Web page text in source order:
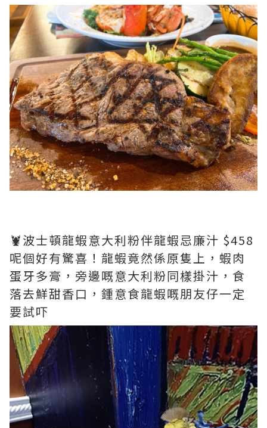
🦞波士頓龍蝦意大利粉伴龍蝦忌廉汁 $458
呢個好有驚喜！龍蝦竟然係原隻上，蝦肉
蛋牙多膏，旁邊嘅意大利粉同樣掛汁，食
落去鮮甜香口，鍾意食龍蝦嘅朋友仔一定
要試吓